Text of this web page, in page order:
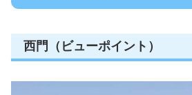
西門（ビューポイント）